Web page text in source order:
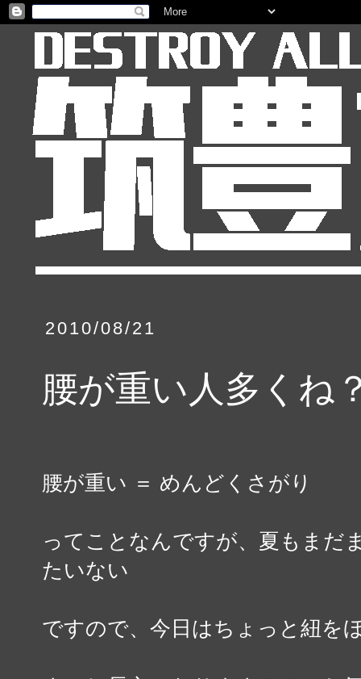
2010/08/21
腰が重い人多くね
腰が重い ＝ めんどくさがり
ってことなんですが、夏もまだ
たいない
ですので、今日はちょっと紐を